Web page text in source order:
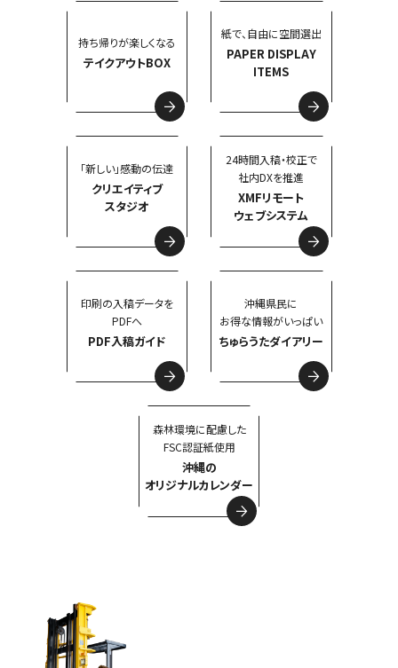
持ち帰りが楽しくなる
テイクアウトBOX
紙で、自由に空間選出
PAPER DISPLAY
ITEMS
「新しい」感動の伝達
クリエイティブ
スタジオ
24時間入稿・校正で
社内DXを推進
XMFリモート
ウェブシステム
印刷の入稿データを
PDFへ
PDF入稿ガイド
沖縄県民に
お得な情報がいっぱい
ちゅらうたダイアリー
森林環境に配慮した
FSC認証紙使用
沖縄の
オリジナルカレンダー